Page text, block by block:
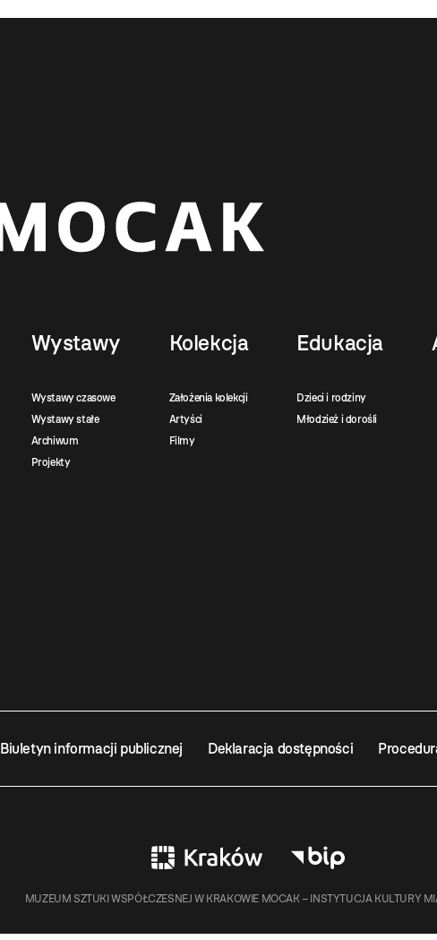
Wystawy
Wystawy czasowe
Wystawy stałe
Archiwum
Projekty
Kolekcja
Założenia kolekcji
Artyści
Filmy
Edukacja
Dzieci i rodziny
Młodzież i dorośli
Biuletyn informacji publicznej Deklaracja dostępności
MUZEUM SZTUKI WSPÓŁCZESNEJ W KRAKOWIE MOCAK – INSTYTUCJA KULTURY